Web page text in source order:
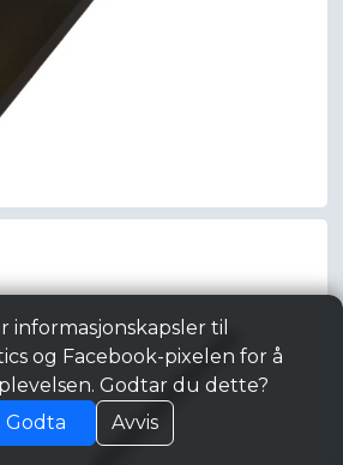
informasjonskapsler til
og Facebook-pixelen for å
Godtar du dette?
Godta
Avvis